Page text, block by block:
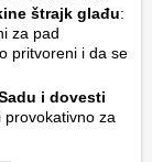
štrajk glađu:
za pad
pritvoreni i da se
i dovesti
provokativno za